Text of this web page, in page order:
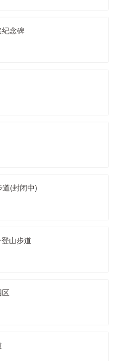
念碑
道(封闭中)
山步道